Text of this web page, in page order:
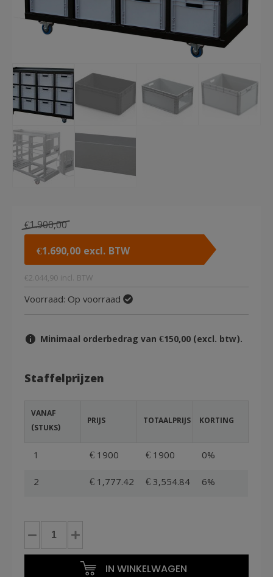
€1.900,00
prijs
€1.900,00.
€1.690,00 excl. BTW
Huidige
prijs
€1.690,00.
€ 2.044,90 incl. BTW
Voorraad: Op voorraad
Minimaal orderbedrag van €150,00 (excl. btw).
Staffelprijzen
VANAF
(STUKS)
PRIJS TOTAALPRIJS KORTING
1 € 1900 € 1900
0%
2
€ 1,777.42 € 3,554.84 6%
Krattenkar
Aluminium
Zwart
IN WINKELWAGEN